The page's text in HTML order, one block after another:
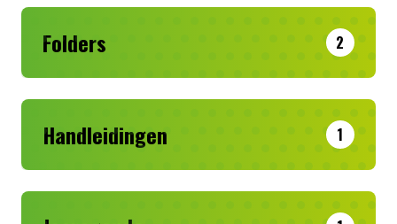
Folders 2
Handleidingen 1